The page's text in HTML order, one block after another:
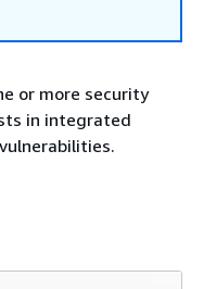
or more security
in integrated